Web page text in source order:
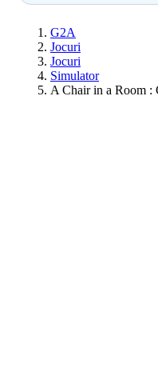
G2A
Jocuri
Jocuri
Simulator
A Chair in a Room :